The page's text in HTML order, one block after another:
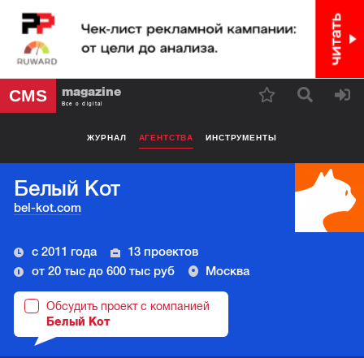
CMS magazine
Все о digital
ЖУРНАЛ АГЕНТСТВА ИНСТРУМЕНТЫ
Белый Кот
bel-kot.com
с 2011 года
13 проектов
от 20 тыс до 600 тыс руб
Москва
Обсудить проект с компанией
Белый Кот